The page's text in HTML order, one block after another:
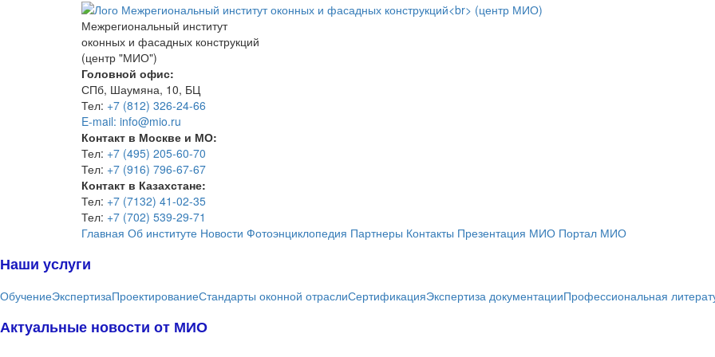
Межрегиональный институт
оконных и фасадных конструкций
(центр "МИО")
Головной офис:
СПб, Шаумяна, 10, БЦ
Тел: +7 (812) 326-24-66
E-mail: info@mio.ru
Контакт в Москве и МО:
Тел: +7 (495) 205-60-70
Тел: +7 (916) 796-67-67
Контакт в Казахстане:
Тел: +7 (7132) 41-02-35
Тел: +7 (702) 539-29-71
Главная Об институте Новости Фотоэнциклопедия Партнеры Контакты Презентация МИО Портал МИО
Наши услуги
ОбучениеЭкспертизаПроектированиеСтандарты оконной отраслиСертификацияЭкспертиза документацииПрофессиональная
Актуальные новости от МИО